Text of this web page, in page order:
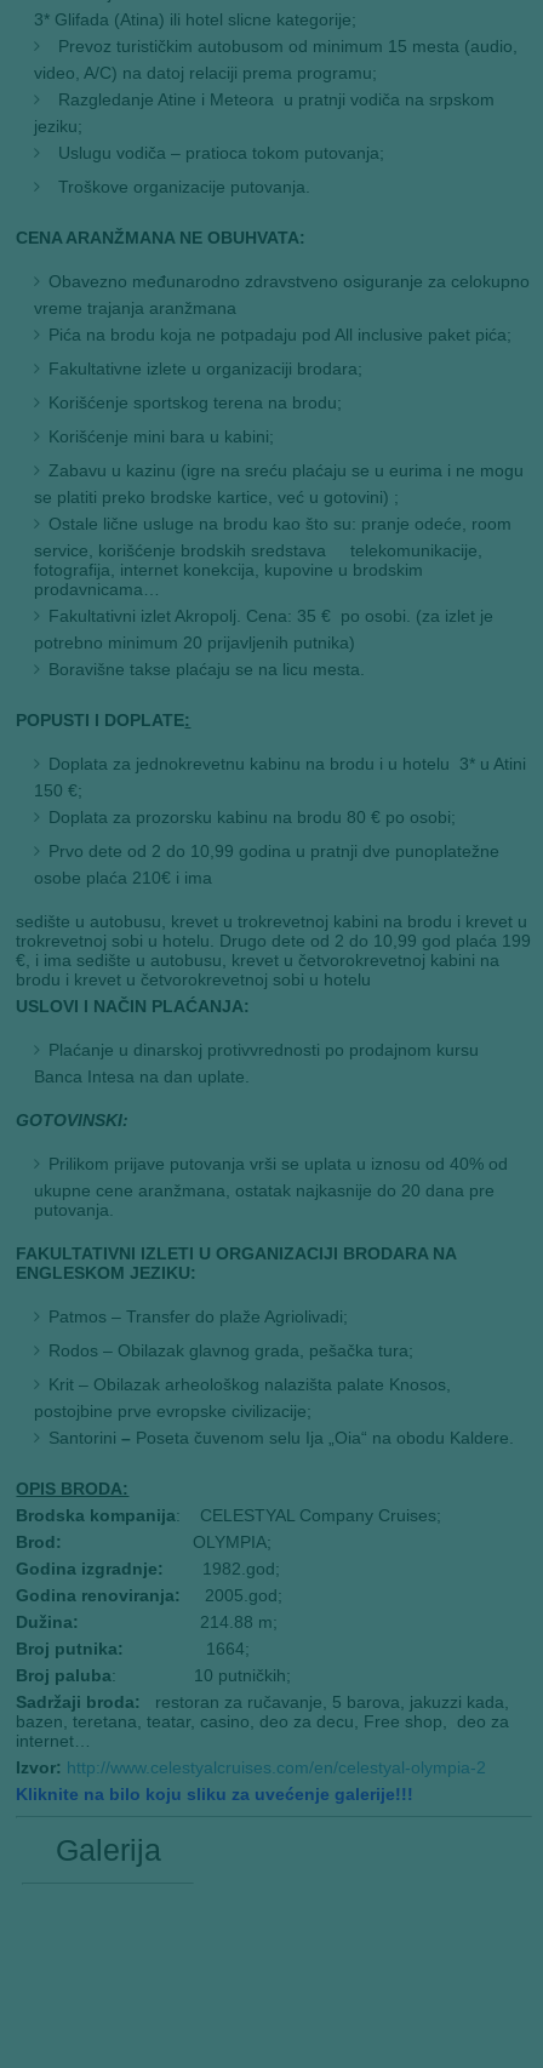
3* Glifada (Atina) ili hotel slicne kategorije;
Prevoz turističkim autobusom od minimum 15 mesta (audio,
video, A/C) na datoj relaciji prema programu;
Razgledanje Atine i Meteora u pratnji vodiča na srpskom
jeziku;
Uslugu vodiča – pratioca tokom putovanja;
Troškove organizacije putovanja.
CENA ARANŽMANA NE OBUHVATA:
Obavezno međunarodno zdravstveno osiguranje za celokupno
vreme trajanja aranžmana
Pića na brodu koja ne potpadaju pod All inclusive paket pića;
Fakultativne izlete u organizaciji brodara;
Korišćenje sportskog terena na brodu;
Korišćenje mini bara u kabini;
Zabavu u kazinu (igre na sreću plaćaju se u eurima i ne mogu
se platiti preko brodske kartice, već u gotovini) ;
Ostale lične usluge na brodu kao što su: pranje odeće, room
service, korišćenje brodskih sredstava telekomunikacije,
fotografija, internet konekcija, kupovine u brodskim
prodavnicama…
Fakultativni izlet Akropolj. Cena: 35 € po osobi. (za izlet je
potrebno minimum 20 prijavljenih putnika)
Boravišne takse plaćaju se na licu mesta.
POPUSTI I DOPLATE:
Doplata za jednokrevetnu kabinu na brodu i u hotelu
3* u Atini
150 €;
Doplata za prozorsku kabinu na brodu 80 € po osobi;
Prvo dete od 2 do 10,99 godina u pratnji dve punoplatežne
osobe plaća 210€ i ima
sedište u autobusu, krevet u trokrevetnoj kabini na brodu i krevet u
trokrevetnoj sobi u hotelu. Drugo dete od 2 do 10,99 god plaća 199
€, i ima sedište u autobusu, krevet u četvorokrevetnoj kabini na
brodu i krevet u četvorokrevetnoj sobi u hotelu
USLOVI I NAČIN PLAĆANJA:
Plaćanje u dinarskoj protivvrednosti po prodajnom kursu
Banca Intesa na dan uplate.
GOTOVINSKI:
Prilikom prijave putovanja vrši se uplata u iznosu od 40% od
ukupne cene aranžmana, ostatak najkasnije do 20 dana pre
putovanja.
FAKULTATIVNI IZLETI U ORGANIZACIJI BRODARA NA
ENGLESKOM JEZIKU:
Patmos – Transfer do plaže Agriolivadi;
Rodos – Obilazak glavnog grada, pešačka tura;
Krit – Obilazak arheološkog nalazišta palate Knosos,
postojbine prve evropske civilizacije;
Santorini – Poseta čuvenom selu Ija „Oia“ na obodu Kaldere.
OPIS BRODA:
Brodska kompanija: CELESTYAL Company Cruises;
Brod:
OLYMPIA;
Godina izgradnje:
1982.god;
Godina renoviranja: 2005.god;
Dužina:
214.88 m;
Broj putnika:
1664;
Broj paluba: 10 putničkih;
Sadržaji broda:
restoran za ručavanje, 5 barova, jakuzzi kada,
bazen, teretana, teatar, casino, deo za decu, Free shop, deo za
internet…
Izvor: http://www.celestyalcruises.com/en/celestyal-olympia-2
Kliknite na bilo koju sliku za uvećenje galerije!!!
Galerija